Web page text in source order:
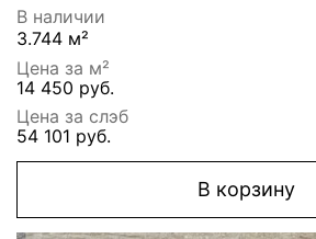
В наличии
3.744 м²
Цена за м²
14 450 руб.
Цена за слэб
54 101 руб.
В корзину